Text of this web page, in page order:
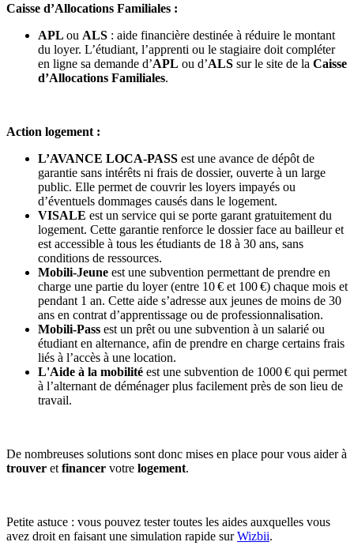
Caisse d’Allocations Familiales :
APL ou ALS : aide financière destinée à réduire le montant
du loyer. L’étudiant, l’apprenti ou le stagiaire doit compléter
en ligne sa demande d’APL ou d’ALS sur le site de la Caisse
d’Allocations Familiales.
Action logement :
L’AVANCE LOCA-PASS est une avance de dépôt de
garantie sans intérêts ni frais de dossier, ouverte à un large
public. Elle permet de couvrir les loyers impayés ou
d’éventuels dommages causés dans le logement.
VISALE est un service qui se porte garant gratuitement du
logement. Cette garantie renforce le dossier face au bailleur et
est accessible à tous les étudiants de 18 à 30 ans, sans
conditions de ressources.
Mobili-Jeune est une subvention permettant de prendre en
charge une partie du loyer (entre 10 € et 100 €) chaque mois et
pendant 1 an. Cette aide s’adresse aux jeunes de moins de 30
ans en contrat d’apprentissage ou de professionnalisation.
Mobili-Pass est un prêt ou une subvention à un salarié ou
étudiant en alternance, afin de prendre en charge certains frais
liés à l’accès à une location.
L'Aide à la mobilité est une subvention de 1000 € qui permet
à l’alternant de déménager plus facilement près de son lieu de
travail.
De nombreuses solutions sont donc mises en place pour vous aider à
trouver et financer votre logement.
Petite astuce : vous pouvez tester toutes les aides auxquelles vous
avez droit en faisant une simulation rapide surWizbii.